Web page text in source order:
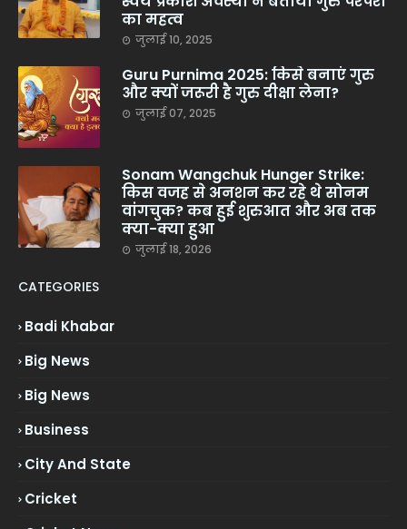
का महत्व
जुलाई 10, 2025
Guru Purnima 2025: किसे बनाएं गुरु
और क्यों जरूरी है गुरु दीक्षा लेना?
जुलाई 07, 2025
Sonam Wangchuk Hunger Strike:
किस वजह से अनशन कर रहे थे सोनम
वांगचुक? कब हुई शुरुआत और अब तक
क्या-क्या हुआ
जुलाई 18, 2026
CATEGORIES
Badi Khabar
Big News
Big News
Business
City And State
Cricket